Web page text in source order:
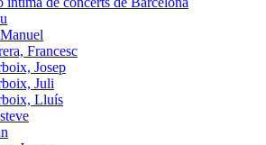
Francesc
Josep
Juli
Lluís